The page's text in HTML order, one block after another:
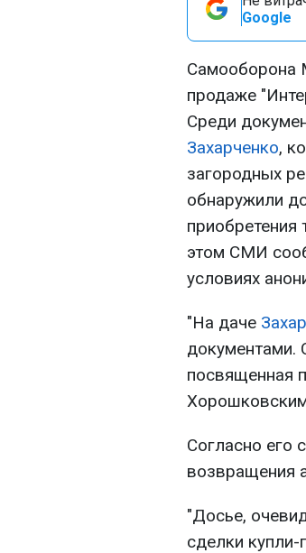
Google
Самооборона
продаже
Среди
Захарченко,
загородных
обнаружили
приобретения
этом СМИ
условиях
"На даче
документами.
посвященная
Согласно его
возвращения
"Досье,
сделки